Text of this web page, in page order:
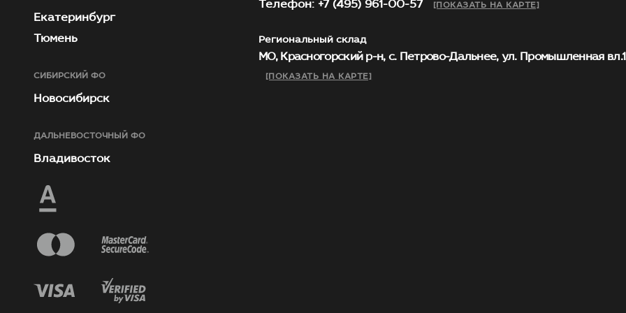
Екатеринбург
Тюмень
СИБИРСКИЙ ФО
Новосибирск
ДАЛЬНЕВОСТОЧНЫЙ ФО
Владивосток
Телефон: +7 (495) 961-00-57
[ПОКАЗАТЬ НА КАРТЕ]
Региональный склад
МО, Красногорский р-н, с. Петрово-Дальнее, ул. Промышленная
[ПОКАЗАТЬ НА КАРТЕ]